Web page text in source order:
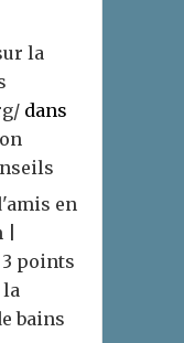
la
dans
en
3 points
la
bains